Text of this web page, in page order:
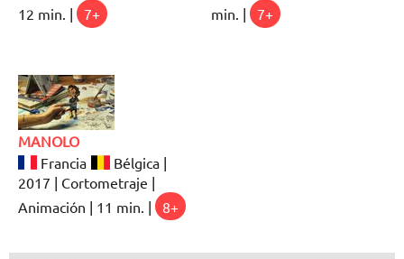
12 min. |
7+
min. |
7+
MANOLO
Francia
Bélgica |
2017 | Cortometraje |
Animación | 11 min. |
8+